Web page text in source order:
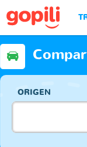
ORIGEN